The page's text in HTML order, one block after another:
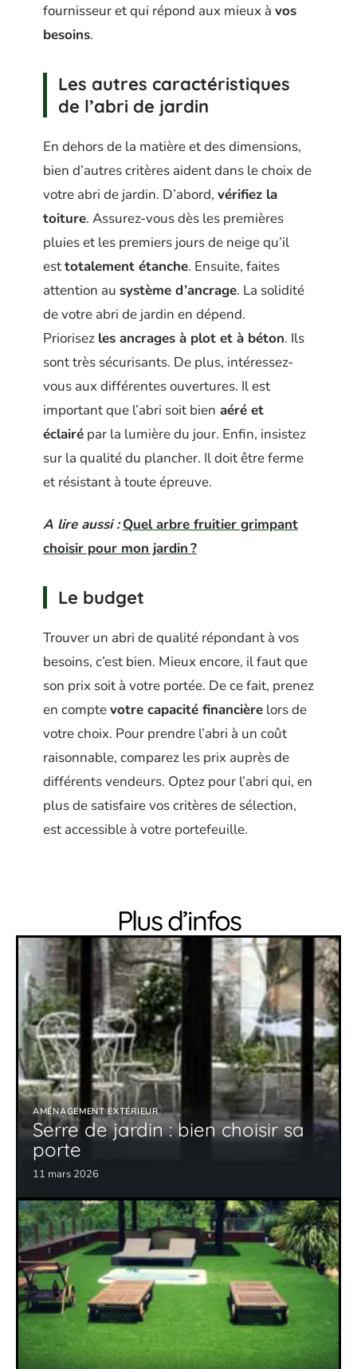
fournisseur et qui répond aux mieux à vos
besoins.
Les autres caractéristiques
de l’abri de jardin
En dehors de la matière et des dimensions,
bien d’autres critères aident dans le choix de
votre abri de jardin. D’abord, vérifiez la
toiture. Assurez-vous dès les premières
pluies et les premiers jours de neige qu’il
esttotalement étanche. Ensuite, faites
attention au système d’ancrage. La solidité
de votre abri de jardin en dépend.
Priorisez les ancrages à plot et à béton. Ils
sont très sécurisants. De plus, intéressez-
vous aux différentes ouvertures. Il est
important que l’abri soit bien aéré et
éclairé par la lumière du jour. Enfin, insistez
sur la qualité du plancher. Il doit être ferme
et résistant à toute épreuve.
A lire aussi : Quel arbre fruitier grimpant
choisir pour mon jardin ?
Le budget
Trouver un abri de qualité répondant à vos
besoins, c’est bien. Mieux encore, il faut que
son prix soit à votre portée. De ce fait, prenez
en comptevotre capacité financière lors de
votre choix. Pour prendre l’abri à un coût
raisonnable, comparez les prix auprès de
différents vendeurs. Optez pour l’abri qui, en
plus de satisfaire vos critères de sélection,
est accessible à votre portefeuille.
Plus d’infos
AMÉNAGEMENT EXTÉRIEUR
Serre de jardin : bien choisir sa
porte
11 mars 2026